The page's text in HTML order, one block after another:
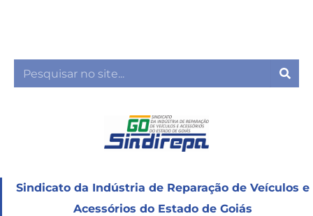
conteúdo
Sindicato da Indústria de Reparação de Veículos e
Acessórios do Estado de Goiás